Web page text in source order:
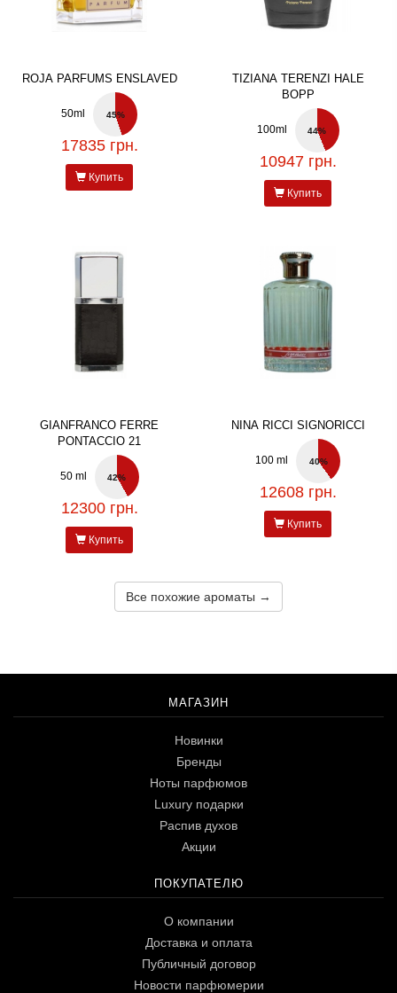
ROJA PARFUMS ENSLAVED
50ml 45%
17835 грн.
Купить
TIZIANA TERENZI HALE
BOPP
100ml 44%
10947 грн.
Купить
GIANFRANCO FERRE
PONTACCIO 21
50 ml 42%
12300 грн.
Купить
NINA RICCI SIGNORICCI
100 ml 40%
12608 грн.
Купить
Все похожие ароматы →
МАГАЗИН
Новинки
Бренды
Ноты парфюмов
Luxury подарки
Распив духов
Акции
ПОКУПАТЕЛЮ
О компании
Доставка и оплата
Публичный договор
Новости парфюмерии